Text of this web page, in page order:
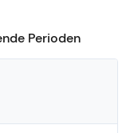
Perioden